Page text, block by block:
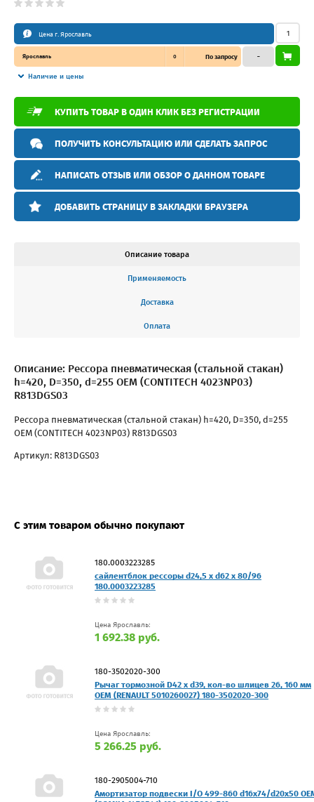
Цена г. Ярославль
Ярославль 0 По запросу
Наличие и цены
–
КУПИТЬ ТОВАР В ОДИН КЛИК БЕЗ РЕГИСТРАЦИИ
ПОЛУЧИТЬ КОНСУЛЬТАЦИЮ ИЛИ СДЕЛАТЬ ЗАПРОС
НАПИСАТЬ ОТЗЫВ ИЛИ ОБЗОР О ДАННОМ ТОВАРЕ
ДОБАВИТЬ СТРАНИЦУ В ЗАКЛАДКИ БРАУЗЕРА
Описание товара
Применяемость
Доставка
Оплата
Описание: Рессора пневматическая (стальной стакан)
h=420, D=350, d=255 OEM (CONTITECH 4023NP03)
R813DGS03
Рессора пневматическая (стальной стакан) h=420, D=350, d=255
OEM (CONTITECH 4023NP03) R813DGS03
Артикул: R813DGS03
С этим товаром обычно покупают
180.0003223285
сайлентблок рессоры d24,5 x d62 x 80/96
180.0003223285
Цена Ярославль:
1 692.38 руб.
180-3502020-300
Рычаг тормозной D42 x d39, кол-во шлицев 26, 160 мм
OEM (RENAULT 5010260027) 180-3502020-300
Цена Ярославль:
5 266.25 руб.
180-2905004-710
Амортизатор подвески I/O 499-860 d16x74/d20x50